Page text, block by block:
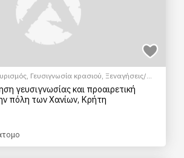
, Γευσιγνωσία κρασιού, Ξεναγήσεις/
Πόλης Πολιτιστικά - Πολιτισμικά
γευσιγνωσίας και προαιρετική
πόλη των Χανίων, Κρήτη